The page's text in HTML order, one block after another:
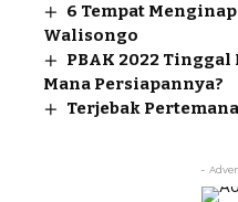
6 Tempat Menginap
Walisongo
PBAK 2022
Mana Persiapannya?
Terjebak
-